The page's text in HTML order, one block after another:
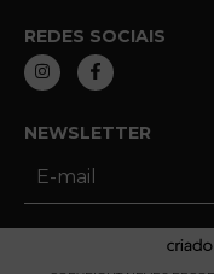
REDES SOCIAIS
NEWSLETTER